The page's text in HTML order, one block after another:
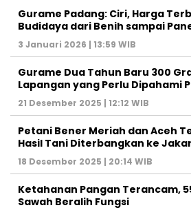
Gurame Padang: Ciri, Harga
Budidaya dari Benih sampai
3 Januari 2026 | 13:59 WIB
Gurame Dua Tahun Baru 300
Lapangan yang Perlu Dipahami
21 Desember 2025 | 12:12 WIB
Petani Bener Meriah dan Aceh
Hasil Tani Diterbangkan ke
18 Desember 2025 | 20:14 WIB
Ketahanan Pangan Terancam,
Sawah Beralih Fungsi